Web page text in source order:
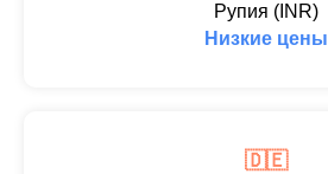
Рупия (INR)
Низкие цены
🇩🇪